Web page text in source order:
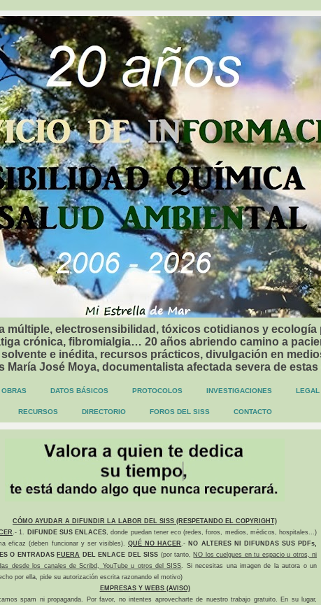
múltiple, electrosensibilidad, tóxicos cotidianos y ecología
crónica, fibromialgia… 20 años abriendo camino a
e inédita, recursos prácticos, divulgación en
José Moya, documentalista afectada severa de
OBRAS DATOS BÁSICOS PROTOCOLOS INVESTIGACIONES LEGAL
RECURSOS DIRECTORIO FOROS DEL SISS CONTACTO
CÓMO AYUDAR A DIFUNDIR LA LABOR DEL SISS (RESPETANDO EL COPYRIGHT)
.- 1. DIFUNDE SUS ENLACES, donde puedan tener eco (redes, foros, medios, médicos, hospitales...)
eficaz (deben funcionar y ser visibles).QUÉ NO HACER.- NO ALTERES NI DIFUNDAS SUS PDFs,
O ENTRADAS FUERA DEL ENLACE DEL SISS (por tanto, NO los cuelgues en tu espacio u otros, ni
desde los canales de Scribd, YouTube u otros del SISS. Si necesitas una imagen de la autora o un
por ella, pide su autorización escrita razonando el motivo)
EMPRESAS Y WEBS (AVISO)
spam ni propaganda. Por favor, no intentes aprovecharte de nuestro trabajo gratuito. En su lugar,